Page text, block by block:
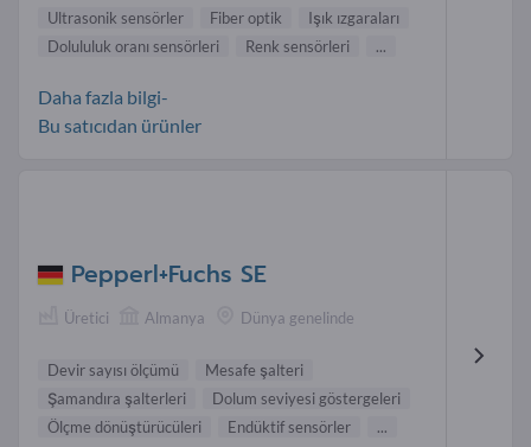
Ultrasonik sensörler
Fiber optik
Işık ızgaraları
Dolululuk oranı sensörleri
Renk sensörleri ...
Daha fazla bilgi-
Bu satıcıdan ürünler
Pepperl+Fuchs SE
Üretici Almanya Dünya genelinde
Devir sayısı ölçümü
Mesafe şalteri
Şamandıra şalterleri
Dolum seviyesi göstergeleri
Ölçme dönüştürücüleri
Endüktif sensörler ...